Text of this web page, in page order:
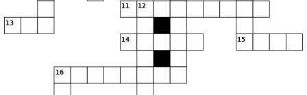
11 12
13
14 15
16